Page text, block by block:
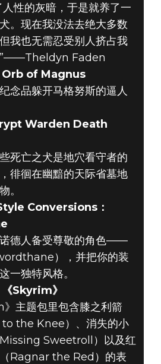
人性的灰暗，于是就养了一
。现在我没法去绝大多数
我也无需忍受别人挤占我
”——Theldyn Faden
Orb of Magnus
念品躲开马格努斯的逼人
Warden Death
死亡之犬是地穴看守者的
徘徊在幽黯的天际省墓地
。
Conversions：
德人备受尊敬的角色——
），并把你的装
一独特风格。
Skyrim》
》主题包里包含膝之利箭
to the Knee）、消失的小
Sweetroll）以及红
Ragnar the Red）的表